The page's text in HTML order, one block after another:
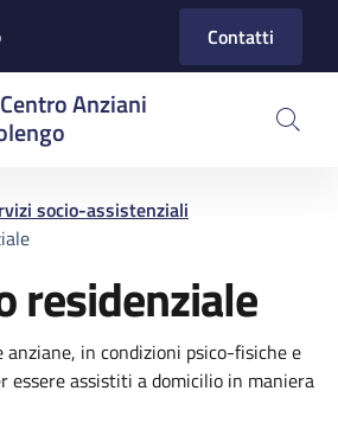
Contatti
Anziani
socio-assistenziali
residenziale
servizio
anziane, in condizioni psico-fisiche e
essere assistiti a domicilio in maniera